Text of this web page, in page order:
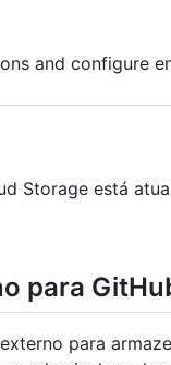
and configure
Storage está
para
para